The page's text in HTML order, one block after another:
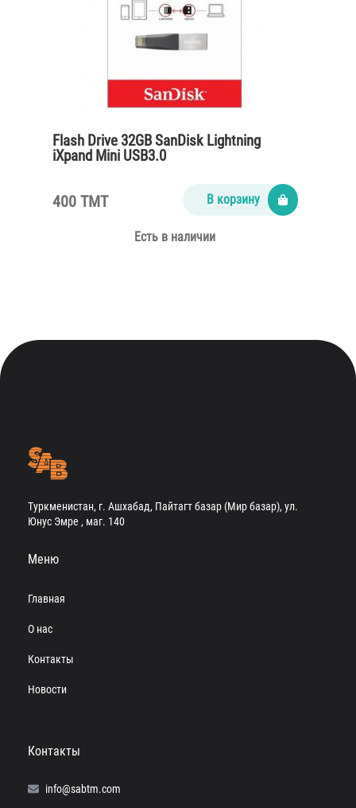
Flash Drive 32GB SanDisk Lightning
iXpand Mini USB3.0
400 TMT В корзину
Есть в наличии
Туркменистан, г. Ашхабад, Пайтагт базар (Мир базар), ул.
Юнус Эмре , маг. 140
Меню
Главная
О нас
Контакты
Новости
Контакты
info@sabtm.com